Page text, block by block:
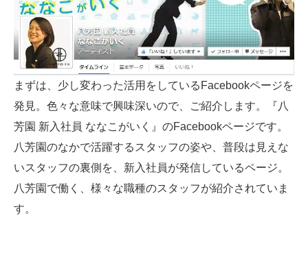
まずは、少し変わった活用をしているFacebookページを
発見。色々な意味で興味深いので、ご紹介します。『八
芳園 新入社員 ななこがいく』のFacebookページです。
八芳園のなかで活躍するスタッフの姿や、普段は見えな
いスタッフの裏側を、新入社員が発信しているページ。
八芳園で働く、様々な職種のスタッフが紹介されていま
す。